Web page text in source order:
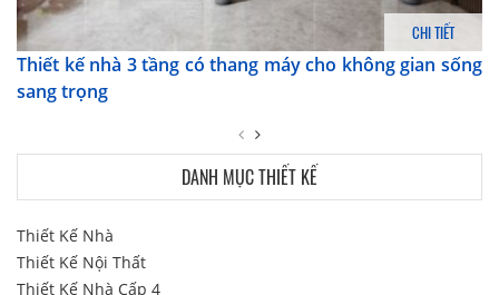
CHI TIẾT
Thiết kế nhà 3 tầng có thang máy cho không gian sống
sang trọng
DANH MỤC THIẾT KẾ
Thiết Kế Nhà
Thiết Kế Nội Thất
Thiết Kế Nhà Cấp 4